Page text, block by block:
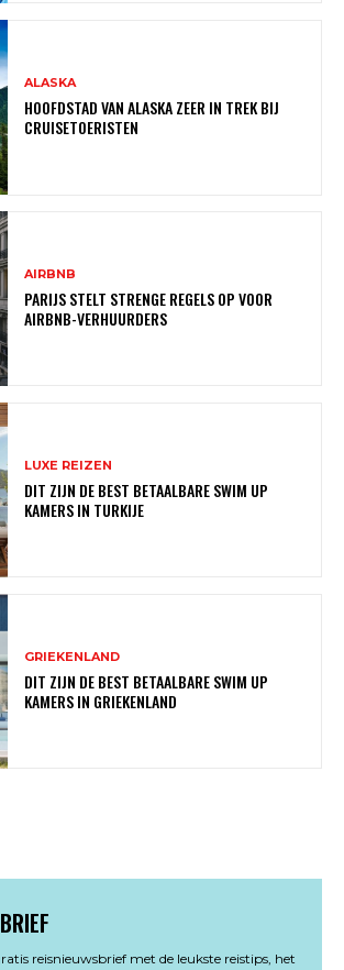
ALASKA
HOOFDSTAD VAN ALASKA ZEER IN TREK BIJ
CRUISETOERISTEN
AIRBNB
PARIJS STELT STRENGE REGELS OP VOOR
AIRBNB-VERHUURDERS
LUXE REIZEN
DIT ZIJN DE BEST BETAALBARE SWIM UP
KAMERS IN TURKIJE
GRIEKENLAND
DIT ZIJN DE BEST BETAALBARE SWIM UP
KAMERS IN GRIEKENLAND
reisnieuwsbrief met de leukste reistips, het